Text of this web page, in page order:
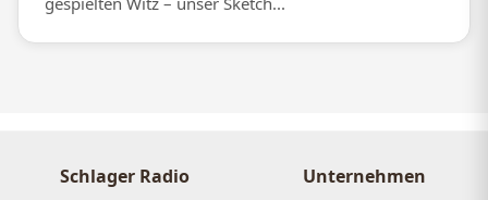
Schlager Radio Unternehmen